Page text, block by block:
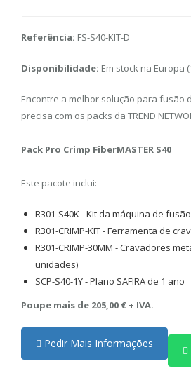
Referência: FS-S40-KIT-D
Disponibilidade: Em stock na Europa
Encontre a melhor solução para fusão
precisa com os packs da TREND
Pack Pro Crimp FiberMASTER S40
Este pacote inclui:
R301-S40K - Kit da máquina de
R301-CRIMP-KIT - Ferramenta de
R301-CRIMP-30MM - Cravadores
unidades)
SCP-S40-1Y - Plano SAFIRA de 1 ano
Poupe mais de 205,00 € + IVA.
Pedir Mais Informações